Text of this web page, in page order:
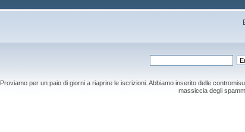
Proviamo per un paio di giorni a riaprire le iscrizioni. Abbiamo inserito delle
massiccia degli